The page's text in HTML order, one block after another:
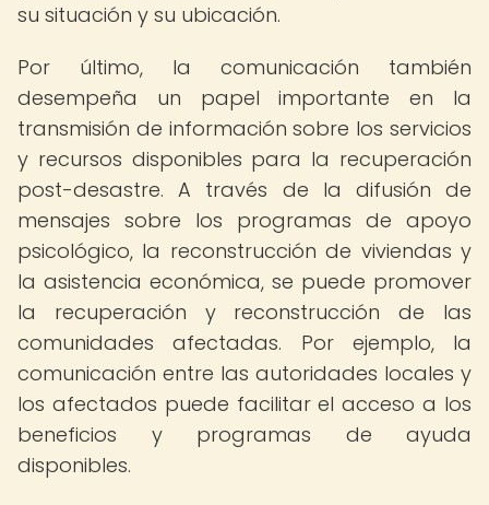
su situación y su ubicación.
Por último, la comunicación también
desempeña un papel importante en la
transmisión de información sobre los servicios
y recursos disponibles para la recuperación
post-desastre. A través de la difusión de
mensajes sobre los programas de apoyo
psicológico, la reconstrucción de viviendas y
la asistencia económica, se puede promover
la recuperación y reconstrucción de las
comunidades afectadas. Por ejemplo, la
comunicación entre las autoridades locales y
los afectados puede facilitar el acceso a los
beneficios y programas de ayuda
disponibles.